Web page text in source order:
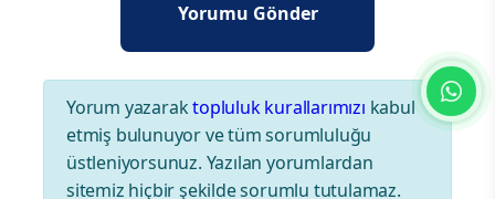
Yorum yazaraktopluluk kurallarımızı kabul
etmiş bulunuyor ve tüm sorumluluğu
üstleniyorsunuz. Yazılan yorumlardan
sitemiz hiçbir şekilde sorumlu tutulamaz.